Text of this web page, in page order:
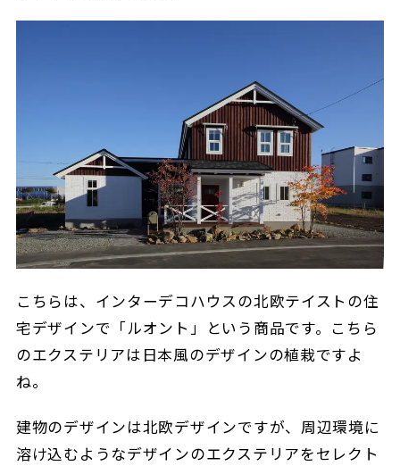
こちらは、インターデコハウスの北欧テイストの住
宅デザインで「ルオント」という商品です。こちら
のエクステリアは日本風のデザインの植栽ですよ
ね。
建物のデザインは北欧デザインですが、周辺環境に
溶け込むようなデザインのエクステリアをセレクト